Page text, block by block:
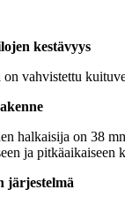
kestävyys
vahvistettu
halkaisija on 38
ja pitkäaikaiseen
järjestelmä